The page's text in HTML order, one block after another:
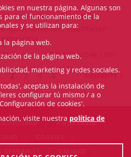
| COMISIÓN EXTRANJERÍA
Apoderamientos. Habilitación
2023 385.3525390625 Kb
2 3 4 5
AVISO LEGAL
en nuestra página. Algunas son
para el funcionamiento de la
y se utilizan para:
la página web.
de la página web.
marketing y redes sociales.
aceptas la instalación de
configurar tú mismo / a o
de cookies'.
visite nuestra política de